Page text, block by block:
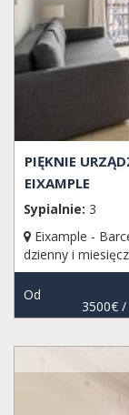
PIĘKNIE
EIXAMPLE
Sypialnie: 3
Eixample -
dzienny i
Od
3500€/